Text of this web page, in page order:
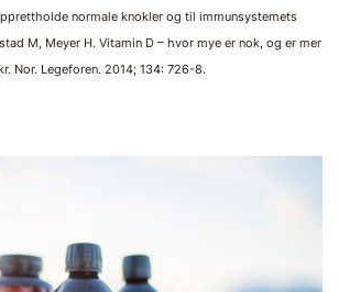
normale knokler og til immunsystemets
M, Meyer H. Vitamin D – hvor mye er nok, og er mer
Nor. Legeforen. 2014; 134: 726-8.